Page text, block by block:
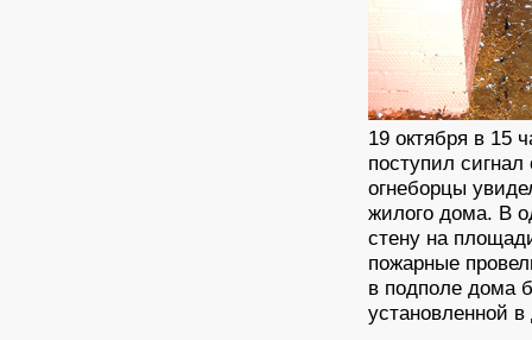
19 октября в 15
поступил
огнеборцы
жилого дома. В
стену на
пожарные
в подполе дома
установленной